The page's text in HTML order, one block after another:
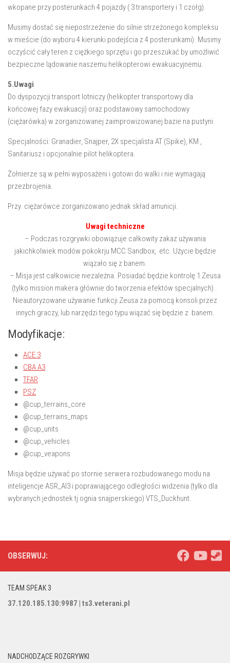
wkopane przy posterunkach 4 pojazdy ( 3 transportery i 1 czołg).
Musimy dostać się niepostrzeżenie do silnie strzeżonego kompleksu
w mieście (do wyboru 4 kierunki podejścia z 4 posterunkami). Musimy
oczyścić cały teren z ciężkiego sprzętu i go przeszukać by umożliwić
bezpieczne lądowanie naszemu helikopterowi ewakuacyjnemu.
5.Uwagi
Do dyspozycji transport lotniczy (helikopter transportowy dla
końcowej fazy ewakuacji) oraz podstawowy samochodowy
(ciężarówka) w zorganizowanej zaimprowizowanej bazie na pustyni.
Specjalności: Granadier, Snajper, 2X specjalista AT (Spike), KM ,
Sanitariusz i opcjonalnie pilot helikoptera.
Żołnierze są w pełni wyposażeni i gotowi do walki i nie wymagają
przezbrojenia.
Przy ciężarówce zorganizowano jednak skład amunicji.
Uwagi techniczne
– Podczas rozgrywki obowiązuje całkowity zakaz używania
jakichkolwiek modów pokokrju MCC Sandbox, etc. Użycie będzie
wiązało się z banem.
– Misja jest całkowicie niezależna. Posiadać będzie kontrolę 1 Zeusa
(tylko mission makera głównie do tworzenia efektów specjalnych) .
Nieautoryzowane używanie funkcji Zeusa za pomocą konsoli przez
innych graczy, lub narzędzi tego typu wiązać się będzie z banem.
Modyfikacje:
ACE 3
CBA A3
TFAR
PSZ
@cup_terrains_core
@cup_terrains_maps
@cup_units
@cup_vehicles
@cup_veapons
Misja będzie używać po stornie serwera rozbudowanego modu na
inteligencje ASR_AI3 i poprawiającego odległości widzenia (tylko dla
wybranych jednostek tj ognia snajperskiego) VTS_Duckhunt.
OBSERWUJ:
TEAM SPEAK 3
37.120.185.130:9987 | ts3.veterani.pl
NADCHODZĄCE ROZGRYWKI